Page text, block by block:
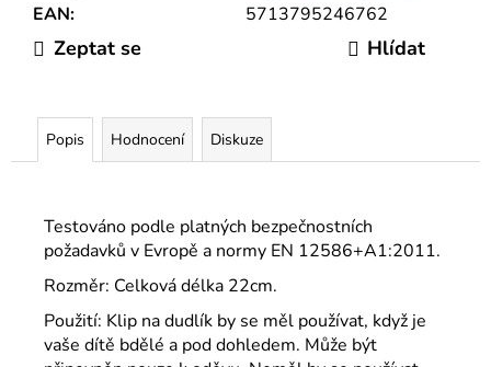
EAN: 5713795246762
Zeptat se Hlídat
Popis Hodnocení Diskuze
Testováno podle platných bezpečnostních
požadavků v Evropě a normy EN 12586+A1:2011.
Rozměr: Celková délka 22cm.
Použití: Klip na dudlík by se měl používat, když je
vaše dítě bdělé a pod dohledem. Může být